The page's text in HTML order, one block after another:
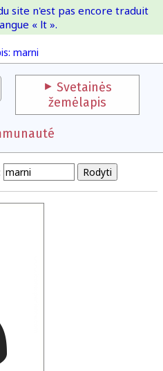
IOI
marni
site n'est pas encore traduit
« lt ».
Svetainės
žemėlapis